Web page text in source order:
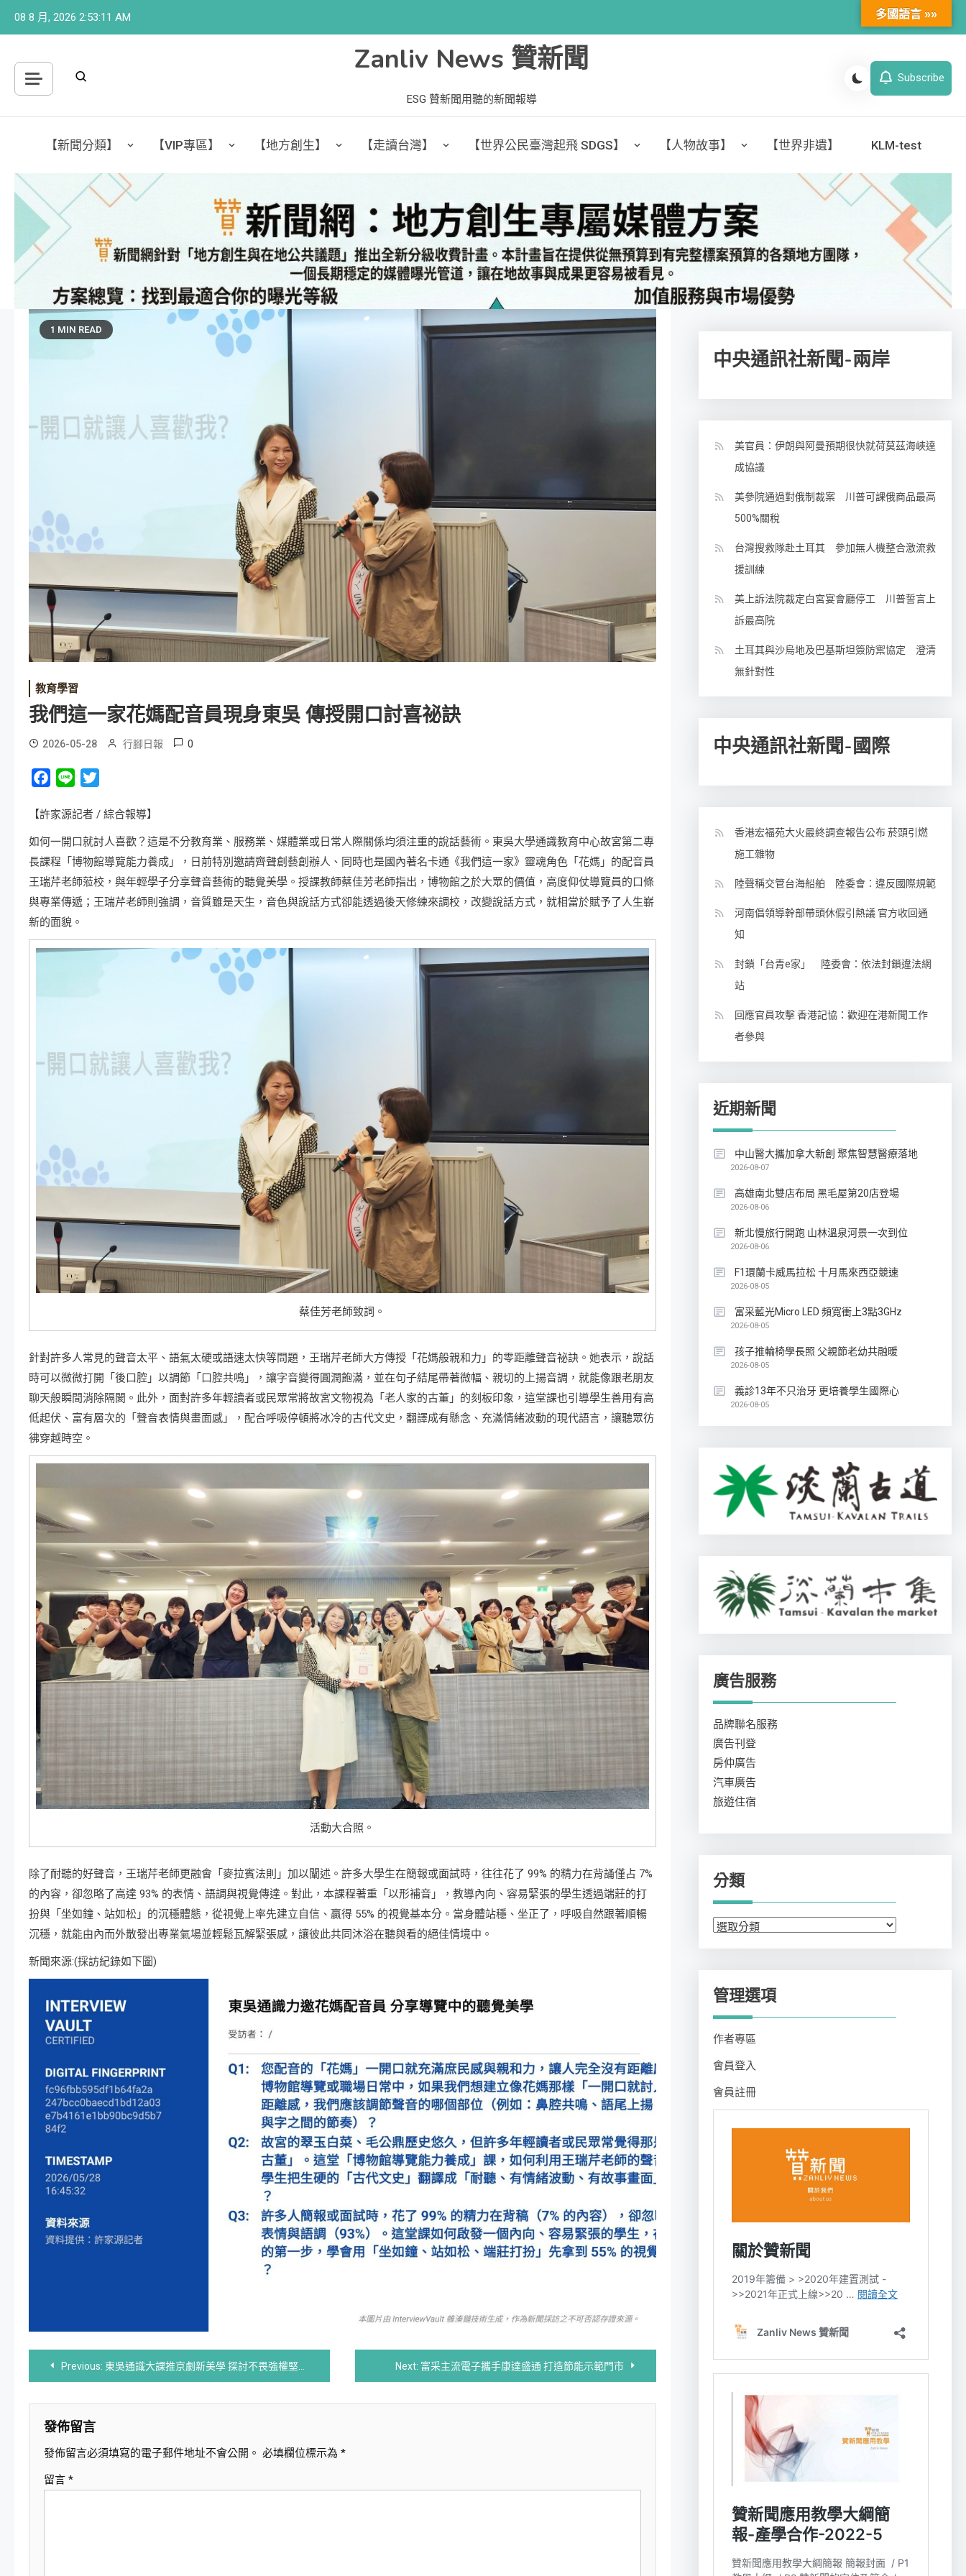
08 8 月, 2026 2:53:14 AM
Zanliv News 贊新聞
ESG 贊新聞用聽的新聞報導
Subscribe
【新聞分類】 【VIP專區】 【地方創生】 【走讀台灣】 【世界公民臺灣起飛 SDGS】 【人物故事】 【世界非遺】 KLM-test
1 MIN READ
教育學習
我們這一家花媽配音員現身東吳 傳授開口討喜祕訣
2026-05-28 行腳日報 0
Facebook
Line
【許家源記者 / 綜合報導】
如何一開口就討人喜歡？這是不分教育業、服務業、媒體業或日常人際關係均須注重的說話藝術。東吳大學通識教育中心故宮第二專
長課程「博物館導覽能力養成」，日前特別邀請齊聲創藝創辦人、同時也是國內著名卡通《我們這一家》靈魂角色「花媽」的配音員
王瑞芹老師蒞校，與年輕學子分享聲音藝術的聽覺美學。授課教師蔡佳芳老師指出，博物館之於大眾的價值，高度仰仗導覽員的口條
與專業傳遞；王瑞芹老師則強調，音質雖是天生，音色與說話方式卻能透過後天修練來調校，改變說話方式，就相當於賦予了人生嶄
新的面貌。
蔡佳芳老師致詞。
針對許多人常見的聲音太平、語氣太硬或語速太快等問題，王瑞芹老師大方傳授「花媽般親和力」的零距離聲音祕訣。她表示，說話
時可以微微打開「後口腔」以調節「口腔共鳴」，讓字音變得圓潤飽滿，並在句子結尾帶著微幅、親切的上揚音調，就能像跟老朋友
聊天般瞬間消除隔閡。此外，面對許多年輕讀者或民眾常將故宮文物視為「老人家的古董」的刻板印象，這堂課也引導學生善用有高
低起伏、富有層次的「聲音表情與畫面感」，配合呼吸停頓將冰冷的古代文史，翻譯成有懸念、充滿情緒波動的現代語言，讓聽眾彷
彿穿越時空。
活動大合照。
除了耐聽的好聲音，王瑞芹老師更融會「麥拉賓法則」加以闡述。許多大學生在簡報或面試時，往往花了 99% 的精力在背誦僅占 7%
的內容，卻忽略了高達 93% 的表情、語調與視覺傳達。對此，本課程著重「以形補音」，教導內向、容易緊張的學生透過端莊的打
扮與「坐如鐘、站如松」的沉穩體態，從視覺上率先建立自信、贏得 55% 的視覺基本分。當身體站穩、坐正了，呼吸自然跟著順暢
沉穩，就能由內而外散發出專業氣場並輕鬆瓦解緊張感，讓彼此共同沐浴在聽與看的絕佳情境中。
新聞來源:(採訪紀錄如下圖)
章
導
覽
Previous: 東吳通識大課推京劇新美學 探討不畏強權堅韌信念 Next: 富采主流電子攜手康達盛通 打造節能示範門市
發佈留言
發佈留言必須填寫的電子郵件地址不會公開。 必填欄位標示為 *
留言 *
中央通訊社新聞-兩岸
美官員：伊朗與阿曼預期很快就荷莫茲海峽達
成協議
美參院通過對俄制裁案 川普可課俄商品最高
500%關稅
台灣搜救隊赴土耳其 參加無人機整合激流救
援訓練
美上訴法院裁定白宮宴會廳停工 川普誓言上
訴最高院
土耳其與沙烏地及巴基斯坦簽防禦協定 澄清
無針對性
中央通訊社新聞-國際
香港宏福苑大火最終調查報告公布 菸頭引燃
施工雜物
陸聲稱交管台海船舶 陸委會：違反國際規範
河南倡領導幹部帶頭休假引熱議 官方收回通
知
封鎖「台青e家」 陸委會：依法封鎖違法網
站
回應官員攻擊 香港記協：歡迎在港新聞工作
者參與
近期新聞
中山醫大攜加拿大新創 聚焦智慧醫療落地
2026-08-07
高雄南北雙店布局 黑毛屋第20店登場
2026-08-06
新北慢旅行開跑 山林溫泉河景一次到位
2026-08-06
F1環蘭卡威馬拉松 十月馬來西亞競速
2026-08-05
富采藍光Micro LED 頻寬衝上3點3GHz
2026-08-05
孩子推輪椅學長照 父親節老幼共融暖
2026-08-05
義診13年不只治牙 更培養學生國際心
2026-08-05
廣告服務
品牌聯名服務
廣告刊登
房仲廣告
汽車廣告
旅遊住宿
分類
分
管理選項
作者專區
會員登入
會員註冊
多國語言 »»